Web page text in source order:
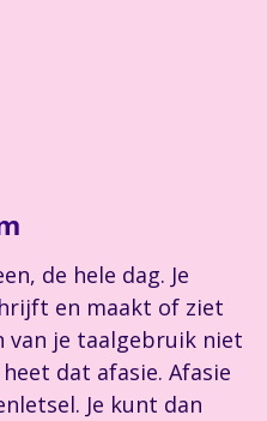
de hele dag. Je
en maakt of ziet
van je taalgebruik niet
dat afasie. Afasie
Je kunt dan